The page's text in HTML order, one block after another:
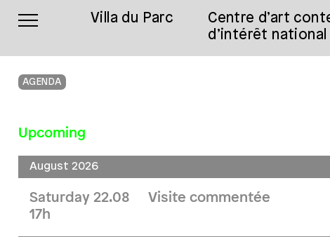
Villa du Parc
Centre d’art
d’intérêt national
AGENDA
Upcoming
August 2026
Saturday 22.08
17h
Visite commentée